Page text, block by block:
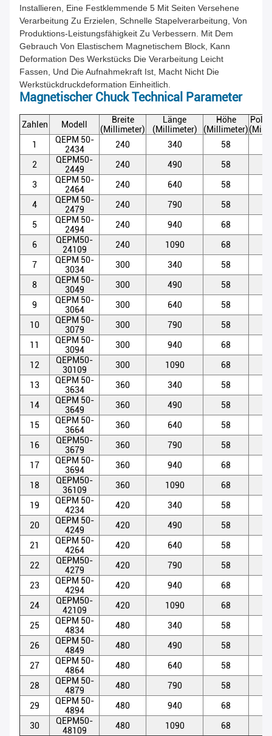
Installieren, Eine Festklemmende 5 Mit Seiten Versehene
Verarbeitung Zu Erzielen, Schnelle Stapelverarbeitung, Von
Produktions-Leistungsfähigkeit Zu Verbessern. Mit Dem
Gebrauch Von Elastischem Magnetischem Block, Kann
Deformation Des Werkstücks Die Verarbeitung Leicht
Fassen, Und Die Aufnahmekraft Ist, Macht Nicht Die
Werkstückdruckdeformation Einheitlich.
Magnetischer Chuck Technical Parameter
Zahlen Modell
Breite
(Millimeter)
Länge
(Millimeter)
Höhe
(Millimeter)
1
QEPM 50-
2434
240 340 58
2
QEPM50-
2449
240 490 58
3
QEPM 50-
2464
240 640 58
4
QEPM 50-
2479
240 790 58
5
QEPM 50-
2494
240 940 68
6
QEPM50-
24109
240 1090 68
7
QEPM 50-
3034
300 340 58
8
QEPM 50-
3049
300 490 58
9
QEPM 50-
3064
300 640 58
10
QEPM 50-
3079
300 790 58
11
QEPM 50-
3094
300 940 68
12
QEPM50-
30109
300 1090 68
13
QEPM 50-
3634
360 340 58
14
QEPM 50-
3649
360 490 58
15
QEPM 50-
3664
360 640 58
16
QEPM50-
3679
360 790 58
17
QEPM 50-
3694
360 940 68
18
QEPM50-
36109
360 1090 68
19
QEPM 50-
4234
420 340 58
20
QEPM 50-
4249
420 490 58
21
QEPM 50-
4264
420 640 58
22
QEPM50-
4279
420 790 58
23
QEPM 50-
4294
420 940 68
24
QEPM50-
42109
420 1090 68
25
QEPM 50-
4834
480 340 58
26
QEPM 50-
4849
480 490 58
27
QEPM 50-
4864
480 640 58
28
QEPM 50-
4879
480 790 58
29
QEPM 50-
4894
480 940 68
30
QEPM50-
48109
480 1090 68